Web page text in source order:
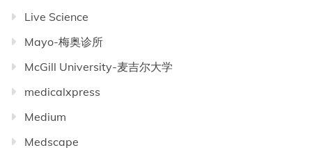
Live Science
Mayo-梅奥诊所
McGill University-麦吉尔大学
medicalxpress
Medium
Medscape